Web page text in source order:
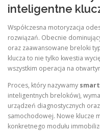
inteligentne
Współczesna motoryzacja
rozwiązań. Obecnie
oraz zaawansowane breloki
klucza to nie tylko kwestia
wszystkim operacja na
Proces, który nazywamy
inteligentnych breloków),
urządzeń diagnostycznych
samochodowej. Nowe klucze
konkretnego modułu